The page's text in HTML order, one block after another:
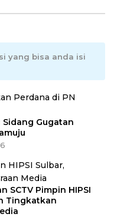
yang bisa anda isi
Sidang Gugatan
SCTV Pimpin HIPSI
Tingkatkan